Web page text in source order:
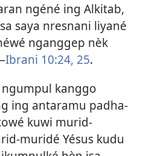
ngéné ing Alkitab,
saya nresnani liyané
nganggep nèk
Ibrani 10:24, 25.
kanggo
ing antaramu padha-
kuwi murid-
muridé Yésus kudu